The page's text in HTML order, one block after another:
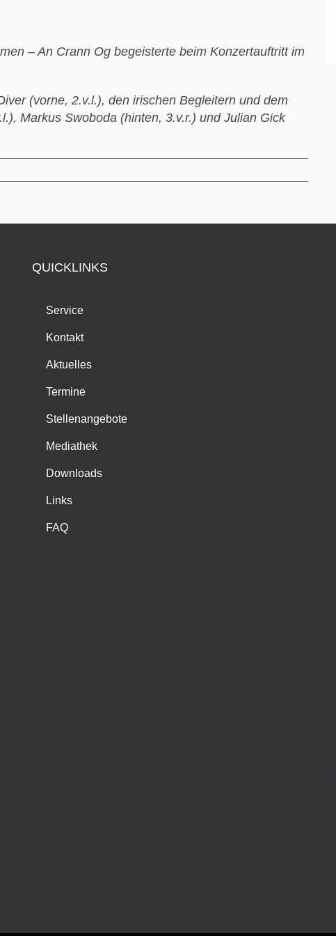
– An Crann Og begeisterte beim Konzertauftritt im
(vorne, 2.v.l.), den irischen Begleitern und dem
Markus Swoboda (hinten, 3.v.r.) und Julian Gick
QUICKLINKS
Service
Kontakt
Aktuelles
Termine
Stellenangebote
Mediathek
Downloads
Links
FAQ